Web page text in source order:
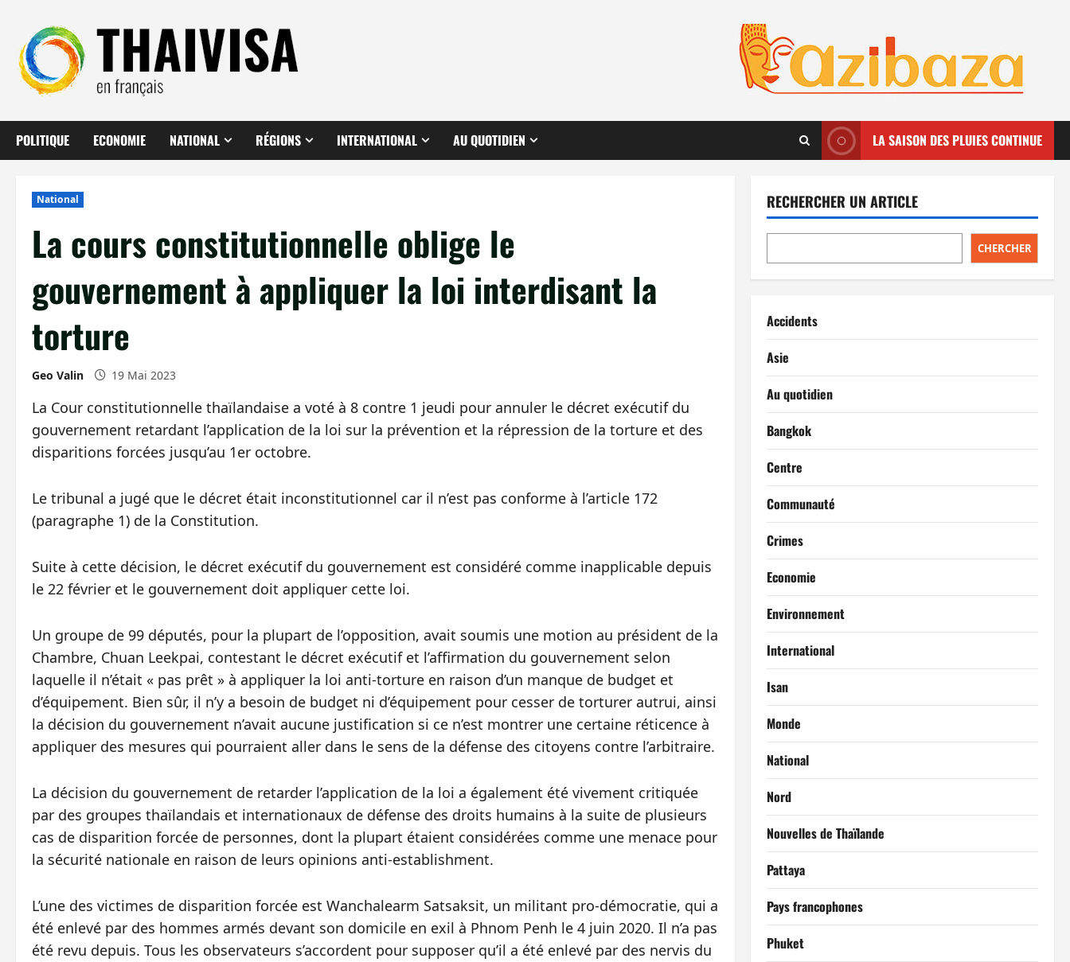
contenu
POLITIQUE ECONOMIE NATIONAL RÉGIONS INTERNATIONAL AU QUOTIDIEN LA SAISON DES PLUIES CONTINUE
National
La cours constitutionnelle oblige le
gouvernement à appliquer la loi interdisant la
torture
Geo Valin 19 Mai 2023
La Cour constitutionnelle thaïlandaise a voté à 8 contre 1 jeudi pour annuler le décret exécutif du
gouvernement retardant l’application de la loi sur la prévention et la répression de la torture et des
disparitions forcées jusqu’au 1er octobre.
Le tribunal a jugé que le décret était inconstitutionnel car il n’est pas conforme à l’article 172
(paragraphe 1) de la Constitution.
Suite à cette décision, le décret exécutif du gouvernement est considéré comme inapplicable depuis
le 22 février et le gouvernement doit appliquer cette loi.
Un groupe de 99 députés, pour la plupart de l’opposition, avait soumis une motion au président de la
Chambre, Chuan Leekpai, contestant le décret exécutif et l’affirmation du gouvernement selon
laquelle il n’était « pas prêt » à appliquer la loi anti-torture en raison d’un manque de budget et
d’équipement. Bien sûr, il n’y a besoin de budget ni d’équipement pour cesser de torturer autrui, ainsi
la décision du gouvernement n’avait aucune justification si ce n’est montrer une certaine réticence à
appliquer des mesures qui pourraient aller dans le sens de la défense des citoyens contre l’arbitraire.
La décision du gouvernement de retarder l’application de la loi a également été vivement critiquée
par des groupes thaïlandais et internationaux de défense des droits humains à la suite de plusieurs
cas de disparition forcée de personnes, dont la plupart étaient considérées comme une menace pour
la sécurité nationale en raison de leurs opinions anti-establishment.
L’une des victimes de disparition forcée est Wanchalearm Satsaksit, un militant pro-démocratie, qui a
été enlevé par des hommes armés devant son domicile en exil à Phnom Penh le 4 juin 2020. Il n’a pas
été revu depuis. Tous les observateurs s’accordent pour supposer qu’il a été enlevé par des nervis du
RECHERCHER UN ARTICLE
CHERCHER
Accidents
Asie
Au quotidien
Bangkok
Centre
Communauté
Crimes
Economie
Environnement
International
Isan
Monde
National
Nord
Nouvelles de Thaïlande
Pattaya
Pays francophones
Phuket